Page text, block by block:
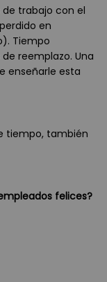
trabajo con el
en
Tiempo
reemplazo. Una
enseñarle esta
tiempo, también
felices?